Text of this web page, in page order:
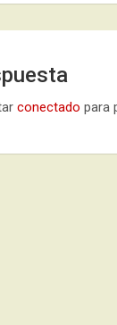
conectado para